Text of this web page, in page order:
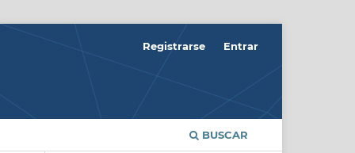
BUSCAR
Registrarse Entrar